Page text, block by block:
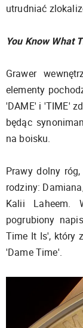
utrudniać
You Know What
Grawer
elementy
'DAME' i 'TIME'
będąc
na boisku.
Prawy dolny
rodziny:
Kalii Laheem.
pogrubiony
Time It Is', który
'Dame Time'.